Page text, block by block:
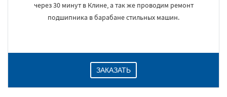
через 30 минут в Клине, а так же проводим ремонт
подшипника в барабане стильных машин.
ЗАКАЗАТЬ